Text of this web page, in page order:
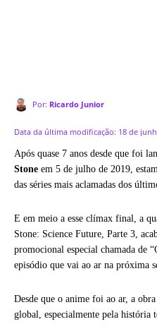
Por: Ricardo Junior
Data da última modificação: 18 de
Após quase 7 anos desde que foi
Stone em 5 de julho de 2019,
das séries mais aclamadas dos
E em meio a esse clímax final, a
Stone: Science Future, Parte 3,
promocional especial chamada de
episódio que vai ao ar na próxima
Desde que o anime foi ao ar, a
global, especialmente pela